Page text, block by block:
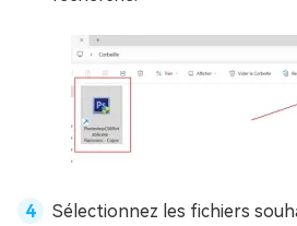
Sélectionnez les fichiers